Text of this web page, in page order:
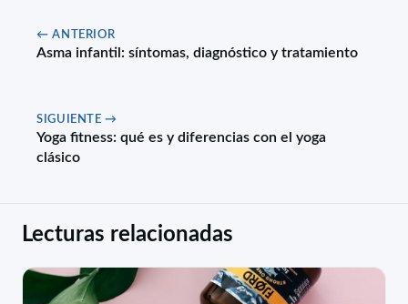
← ANTERIOR
Asma infantil: síntomas, diagnóstico y tratamiento
SIGUIENTE →
Yoga fitness: qué es y diferencias con el yoga
clásico
Lecturas relacionadas